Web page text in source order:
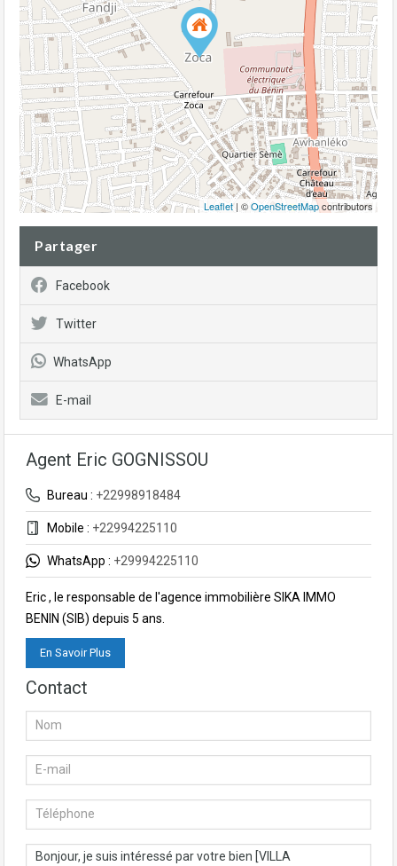
Leaflet| ©OpenStreetMapcontributors
Partager
Facebook
Twitter
WhatsApp
E-mail
Agent Eric GOGNISSOU
Bureau : +22998918484
Mobile : +22994225110
WhatsApp : +29994225110
Eric , le responsable de l'agence immobilière SIKA IMMO
BENIN (SIB) depuis 5 ans.
En Savoir Plus
Contact